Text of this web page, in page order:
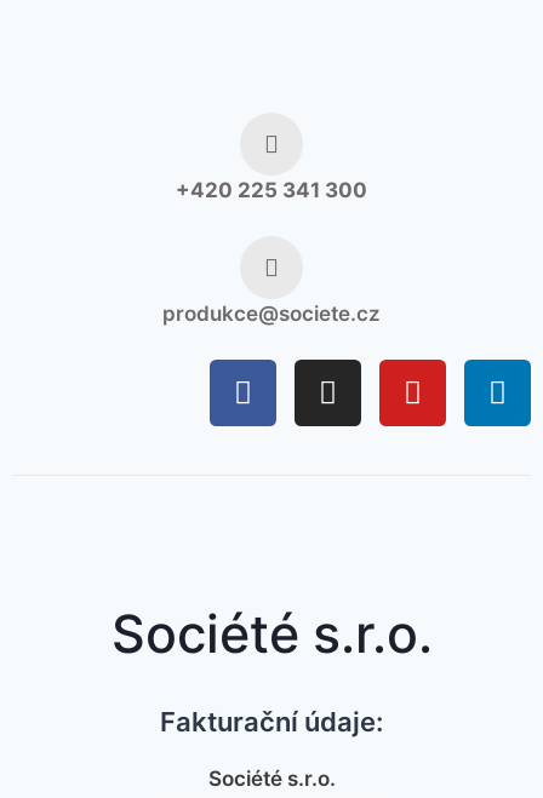
+420 225 341 300
produkce@societe.cz
Société s.r.o.
Fakturační údaje:
Société s.r.o.